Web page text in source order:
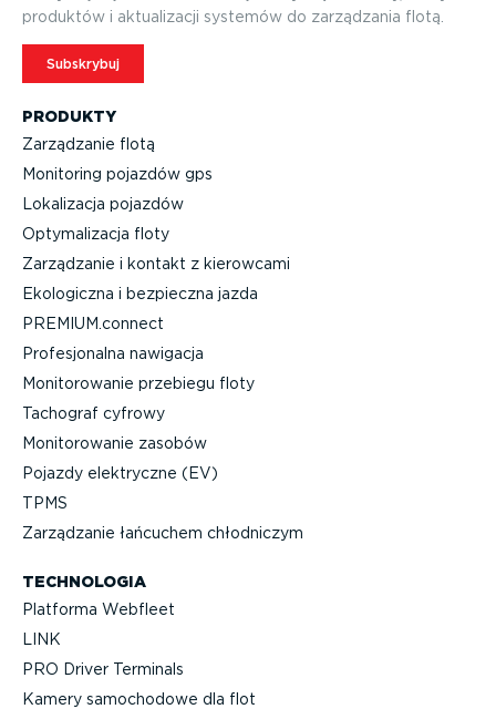
PRODUKTY
Zarządzanie flotą
Monitoring pojazdów gps
Lokalizacja pojazdów
Optyma­li­zacja floty
Zarządzanie i kontakt z kierowcami
Ekologiczna i bezpieczna jazda
PREMIUM.connect
Profe­sjo­nalna nawigacja
Monito­ro­wanie przebiegu floty
Tachograf cyfrowy
Monito­ro­wanie zasobów
Pojazdy elektryczne (EV)
TPMS
Zarządzanie łańcuchem chłodniczym
TECHNOLOGIA
Platforma Webfleet
LINK
PRO Driver Terminals
Kamery samochodowe dla flot
produktów i aktuali­zacji systemów do zarządzania flotą.
Subskrybuj